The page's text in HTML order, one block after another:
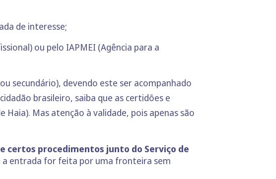
de interesse;
ou pelo IAPMEI (Agência para a
secundário), devendo este ser acompanhado
brasileiro, saiba que as certidões e
Haia). Mas atenção à validade, pois apenas são
certos procedimentos junto do Serviço de
a entrada for feita por uma fronteira sem